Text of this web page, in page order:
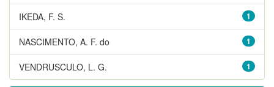
1
IKEDA, F. S.
1
NASCIMENTO, A. F. do
1
VENDRUSCULO, L. G.